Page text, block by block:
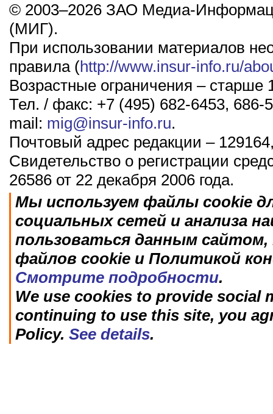
© 2003–2026 ЗАО Медиа-
(МИГ).
При использовании материалов
правила (http://www.insur-info.ru/
Возрастные ограничения – старше
Тел. / факс: +7 (495) 682-6453, 686-
mail: mig@insur-info.ru.
Почтовый адрес редакции –
Свидетельство о регистрации
26586 от 22 декабря 2006 года.
Мы используем файлы cookie
социальных сетей и анализа
пользоваться данным
файлов cookie и Политикой
Смотрите подробности.
We use cookies to provide social
continuing to use this site, you
Policy. See details.